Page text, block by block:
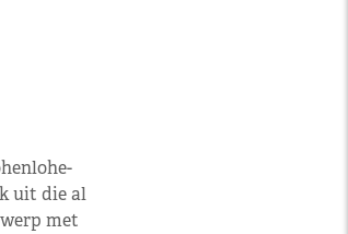
uit die al
met